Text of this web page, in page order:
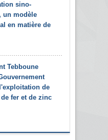
sino-
un modèle
en matière de
Tebboune
de
fer et de zinc